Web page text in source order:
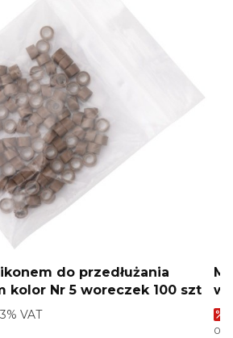
do przedłużania
kolor Nr 5 woreczek 100 szt
brutto
VAT
VAT